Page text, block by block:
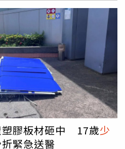
babyMINT從白天一路拍到隔
見血」的意外！其中一幕需要
覺手濕濕的，才發現自己竟然
下不會痛，只是摸到手濕濕
果是自己的血。」儘管流血，
玩，笑說：「不過成員們接我
住了，害我有點受傷，但沒關
出生長大的Vikky則分享了一
是我跟粼粼一起唱，她先
Rap全部都是中文！你們知道
上，崩潰地說：「我知道旋律
是我的舌頭就不想要聽我的，
塑膠板材砸中 17歲少
緊急送醫